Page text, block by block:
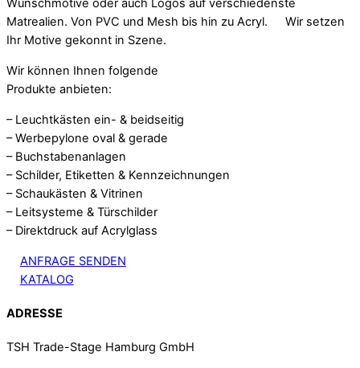
Wunschmotive oder auch Logos auf verschiedenste
Matrealien. Von PVC und Mesh bis hin zu Acryl. Wir setzen
Ihr Motive gekonnt in Szene.
Wir können Ihnen folgende
Produkte anbieten:
– Leuchtkästen ein- & beidseitig
– Werbepylone oval & gerade
– Buchstabenanlagen
– Schilder, Etiketten & Kennzeichnungen
– Schaukästen & Vitrinen
– Leitsysteme & Türschilder
– Direktdruck auf Acrylglass
ANFRAGE SENDEN
KATALOG
ADRESSE
TSH Trade-Stage Hamburg GmbH